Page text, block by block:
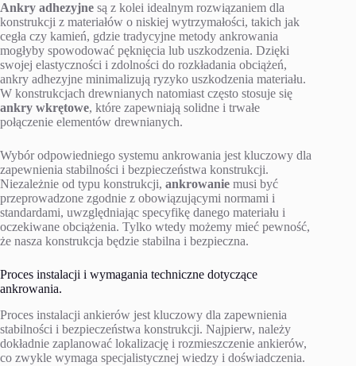
Ankry adhezyjne są z kolei idealnym rozwiązaniem dla
konstrukcji z materiałów o niskiej wytrzymałości, takich jak
cegła czy kamień, gdzie tradycyjne metody ankrowania
mogłyby spowodować pęknięcia lub uszkodzenia. Dzięki
swojej elastyczności i zdolności do rozkładania obciążeń,
ankry adhezyjne minimalizują ryzyko uszkodzenia materiału.
W konstrukcjach drewnianych natomiast często stosuje się
ankry wkrętowe, które zapewniają solidne i trwałe
połączenie elementów drewnianych.
Wybór odpowiedniego systemu ankrowania jest kluczowy dla
zapewnienia stabilności i bezpieczeństwa konstrukcji.
Niezależnie od typu konstrukcji, ankrowanie musi być
przeprowadzone zgodnie z obowiązującymi normami i
standardami, uwzględniając specyfikę danego materiału i
oczekiwane obciążenia. Tylko wtedy możemy mieć pewność,
że nasza konstrukcja będzie stabilna i bezpieczna.
Proces instalacji i wymagania techniczne dotyczące
ankrowania.
Proces instalacji ankierów jest kluczowy dla zapewnienia
stabilności i bezpieczeństwa konstrukcji. Najpierw, należy
dokładnie zaplanować lokalizację i rozmieszczenie ankierów,
co zwykle wymaga specjalistycznej wiedzy i doświadczenia.